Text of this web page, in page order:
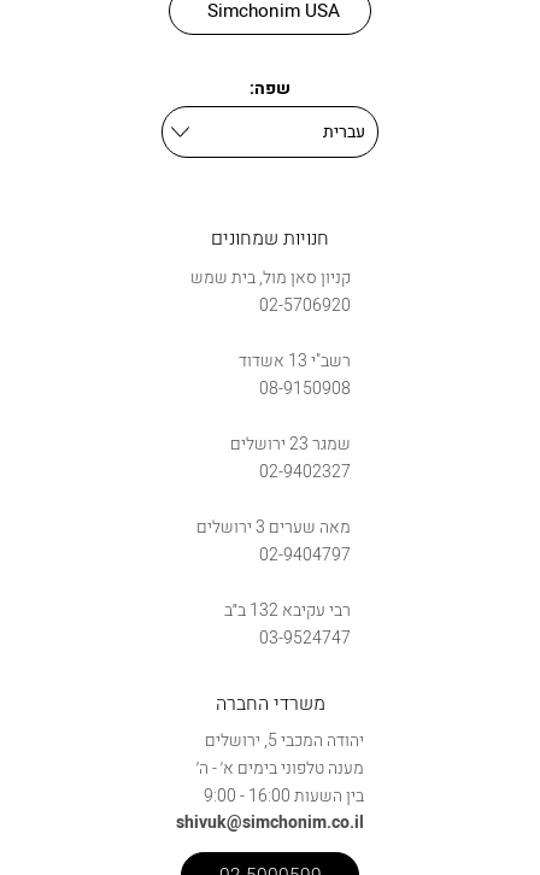
Simchonim USA
שפה:
חנויות שמחונים
קניון סאן מול, בית שמש
02-5706920
רשב"י 13 אשדוד
08-9150908
שמגר 23 ירושלים
02-9402327
מאה שערים 3 ירושלים
02-9404797
רבי עקיבא 132 ב״ב
03-9524747
משרדי החברה
יהודה המכבי 5, ירושלים
מענה טלפוני בימים א׳ - ה׳
בין השעות 16:00 - 9:00
shivuk@simchonim.co.il